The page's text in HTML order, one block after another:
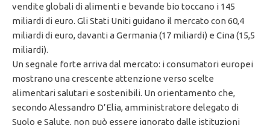
vendite globali di alimenti e bevande bio toccano i 145
miliardi di euro. Gli Stati Uniti guidano il mercato con 60,4
miliardi di euro, davanti a Germania (17 miliardi) e Cina (15,5
miliardi).
Un segnale forte arriva dal mercato: i consumatori europei
mostrano una crescente attenzione verso scelte
alimentari salutari e sostenibili. Un orientamento che,
secondo Alessandro D’Elia, amministratore delegato di
Suolo e Salute, non può essere ignorato dalle istituzioni